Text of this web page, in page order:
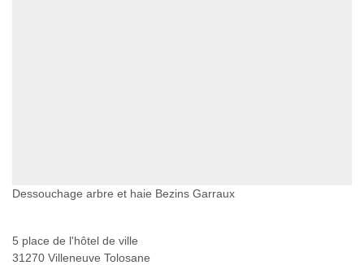
Dessouchage arbre et haie Bezins Garraux
5 place de l'hôtel de ville
31270 Villeneuve Tolosane